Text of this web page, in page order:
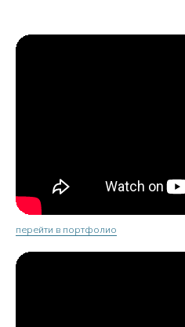
перейти в портфолио